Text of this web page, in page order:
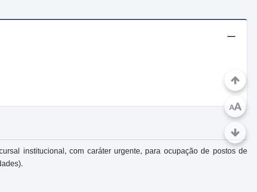
institucional, com caráter urgente, para ocupação de postos de
AA